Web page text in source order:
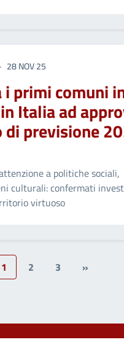
28 NOV 25
primi comuni
Italia ad
di previsione
a politiche sociali,
culturali: confermati
virtuoso
1 2 3 »